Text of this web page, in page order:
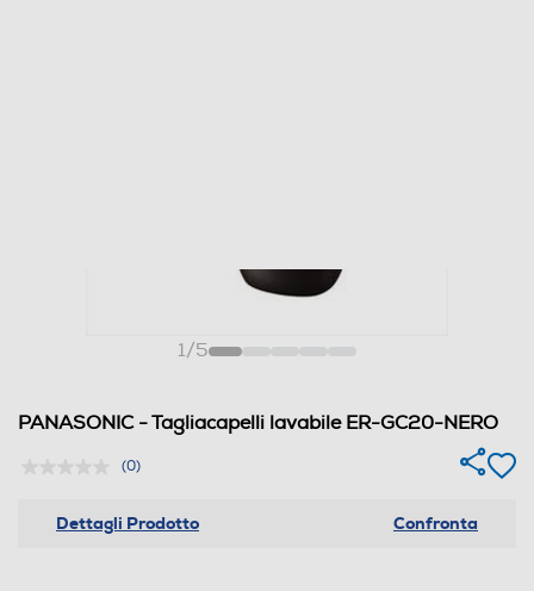
1/5
PANASONIC - Tagliacapelli lavabile ER-GC20-NERO
(0)
Dettagli Prodotto Confronta